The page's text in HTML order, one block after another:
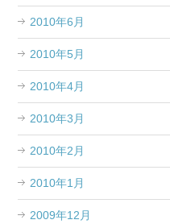
2010年6月
2010年5月
2010年4月
2010年3月
2010年2月
2010年1月
2009年12月